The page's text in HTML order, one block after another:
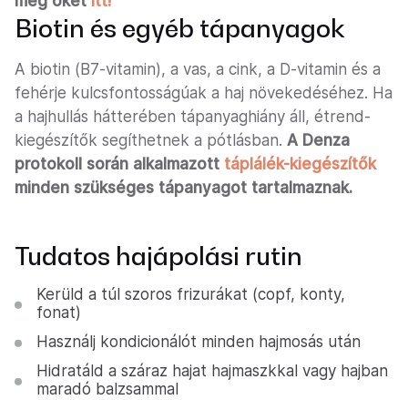
Biotin és egyéb tápanyagok
A biotin (B7-vitamin), a vas, a cink, a D-vitamin és a
fehérje kulcsfontosságúak a haj növekedéséhez. Ha
a hajhullás hátterében tápanyaghiány áll, étrend-
kiegészítők segíthetnek a pótlásban. A Denza
protokoll során alkalmazott táplálék-kiegészítők
minden szükséges tápanyagot tartalmaznak.
Tudatos hajápolási rutin
Kerüld a túl szoros frizurákat (copf, konty,
fonat)
Használj kondicionálót minden hajmosás után
Hidratáld a száraz hajat hajmaszkkal vagy hajban
maradó balzsammal